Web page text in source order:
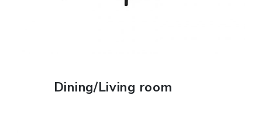
Dining/Living room